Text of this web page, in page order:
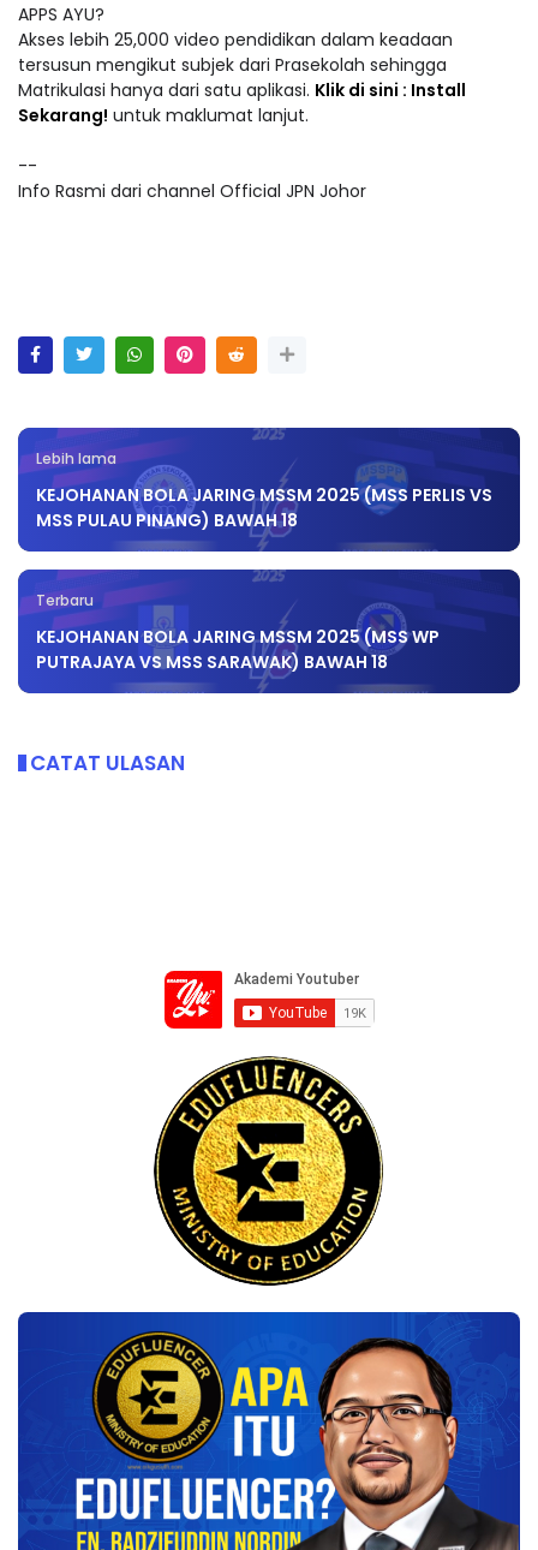
APPS AYU?
Akses lebih 25,000 video pendidikan dalam keadaan
tersusun mengikut subjek dari Prasekolah sehingga
Matrikulasi hanya dari satu aplikasi. Klik di sini : Install
Sekarang! untuk maklumat lanjut.
--
Info Rasmi dari channel Official JPN Johor
Lebih lama
KEJOHANAN BOLA JARING MSSM 2025 (MSS PERLIS VS
MSS PULAU PINANG) BAWAH 18
Terbaru
KEJOHANAN BOLA JARING MSSM 2025 (MSS WP
PUTRAJAYA VS MSS SARAWAK) BAWAH 18
CATAT ULASAN